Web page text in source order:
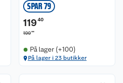
SPAR 79
11940
19900
På lager (+100)
På lager i 23 butikker